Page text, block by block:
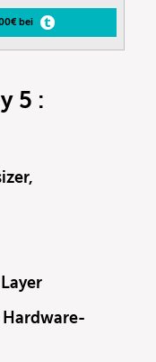
bei
5 :
Hardware-